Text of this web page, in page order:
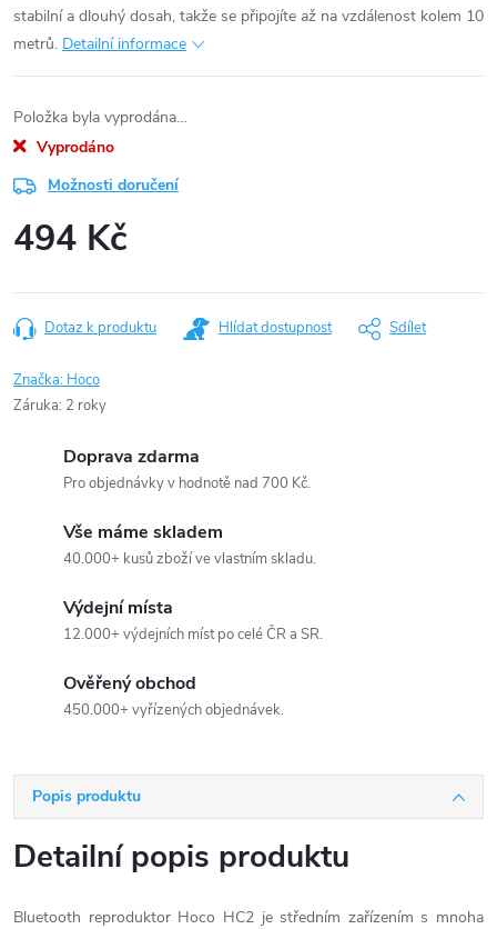
stabilní a dlouhý dosah, takže se připojíte až na vzdálenost kolem 10
metrů. Detailní informace
Položka byla vyprodána…
Vyprodáno
Možnosti doručení
494 Kč
cena:
Dotaz k produktu Hlídat dostupnost Sdílet
Značka: Hoco
Záruka: 2 roky
Doprava zdarma
Pro objednávky v hodnotě nad 700 Kč.
Vše máme skladem
40.000+ kusů zboží ve vlastním skladu.
Výdejní místa
12.000+ výdejních míst po celé ČR a SR.
Ověřený obchod
450.000+ vyřízených objednávek.
Popis produktu
Detailní popis produktu
Bluetooth reproduktor Hoco HC2 je středním zařízením s mnoha